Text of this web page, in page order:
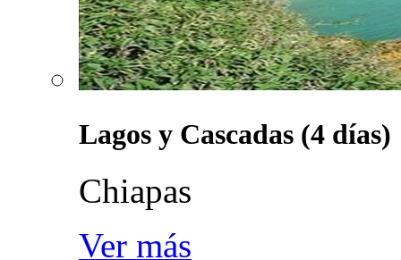
Lagos y Cascadas (4 días)
Chiapas
Ver más